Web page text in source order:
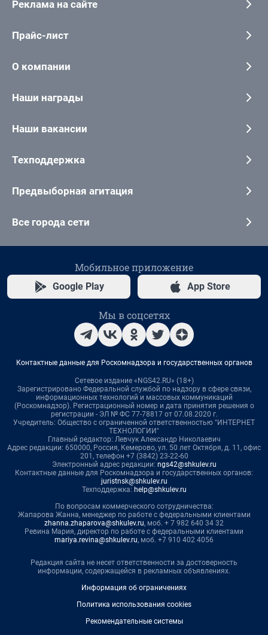
Реклама на сайте
Прайс-лист
О компании
Наши награды
Наши вакансии
Техподдержка
Предвыборная агитация
Все города сети
Мобильное приложение
Google Play App Store
Мы в соцсетях
Контактные данные для Роскомнадзора и государственных органов
Сетевое издание «NGS42.RU» (18+)
Зарегистрировано Федеральной службой по надзору в сфере связи,
информационных технологий и массовых коммуникаций
(Роскомнадзор). Регистрационный номер и дата принятия решения о
регистрации - ЭЛ № ФС 77-78817 от 07.08.2020 г.
Учредитель: Общество с ограниченной ответственностью "ИНТЕРНЕТ
ТЕХНОЛОГИИ"
Главный редактор: Левчук Александр Николаевич
Адрес редакции: 650000, Россия, Кемерово, ул. 50 лет Октября, д. 11, офис
201, телефон +7 (3842) 23-22-60
Электронный адрес редакции: ngs42@shkulev.ru
Контактные данные для Роскомнадзора и государственных органов:
juristnsk@shkulev.ru
Техподдержка: help@shkulev.ru
По вопросам коммерческого сотрудничества:
Жапарова Жанна, менеджер по работе с федеральными клиентами
zhanna.zhaparova@shkulev.ru, моб. + 7 982 640 34 32
Ревина Мария, директор по работе с федеральными клиентами
mariya.revina@shkulev.ru, моб. +7 910 402 4056
Редакция сайта не несет ответственности за достоверность
информации, содержащейся в рекламных объявлениях.
Информация об ограничениях
Политика использования cookies
Рекомендательные системы